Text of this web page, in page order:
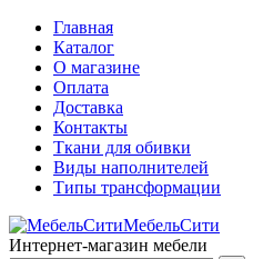
Главная
Каталог
О магазине
Оплата
Доставка
Контакты
Ткани для обивки
Виды наполнителей
Типы трансформации
МебельСити
Интернет-магазин мебели